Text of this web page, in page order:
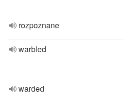
rozpoznane
warbled
warded